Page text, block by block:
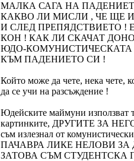
МАЛКА САГА НА
КАКВО ЛИ МИСЛИ , ЧЕ ЩЕ
И СЛЕД ПРЕПЯДСТВИЕТО !
КОН ! КАК ЛИ СКАЧАТ
ЮДО-КОМУНИСТИЧЕСКАТА
КЪМ ПАДЕНИЕТО СИ !
Който може да чете, нека чете,
да се учи на разсъждение !
Юдейските маймуни използват
картинките, ДРУГИТЕ ЗА НЕГО
съм излезнал от
ПАЧАВРА ЛИКЕ НЕЛОВИ
ЗАТОВА СЪМ СТУДЕНТСКА